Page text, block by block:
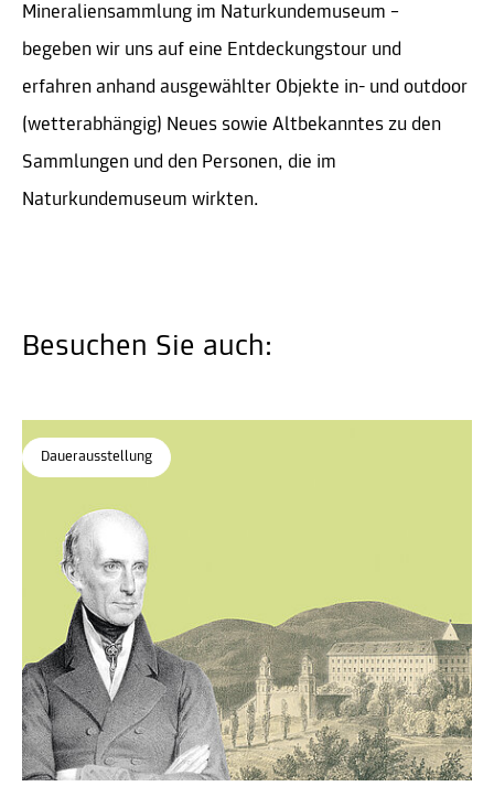
Mineraliensammlung im Naturkundemuseum –
begeben wir uns auf eine Entdeckungstour und
erfahren anhand ausgewählter Objekte in- und outdoor
(wetterabhängig) Neues sowie Altbekanntes zu den
Sammlungen und den Personen, die im
Naturkundemuseum wirkten.
Besuchen Sie auch:
Dauerausstellung